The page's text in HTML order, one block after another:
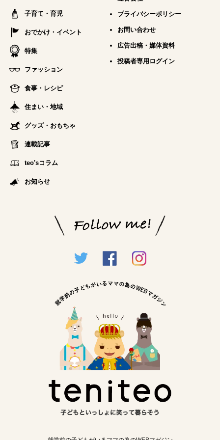
子育て・育児
おでかけ・イベント
特集
ファッション
食事・レシピ
住まい・地域
グッズ・おもちゃ
連載記事
teo'sコラム
お知らせ
プライバシーポリシー
お問い合わせ
広告出稿・媒体資料
投稿者専用ログイン